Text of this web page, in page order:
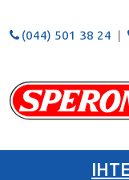
(044) 501 38 24